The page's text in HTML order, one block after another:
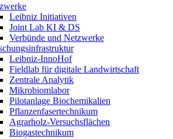
Leibniz Initiativen
Joint Lab KI & DS
Verbünde und Netzwerke
Leibniz-InnoHof
Fieldlab für digitale Landwirtschaft
Zentrale Analytik
Mikrobiomlabor
Pilotanlage Biochemikalien
Pflanzenfasertechnikum
Agrarholz-Versuchsflächen
Biogastechnikum